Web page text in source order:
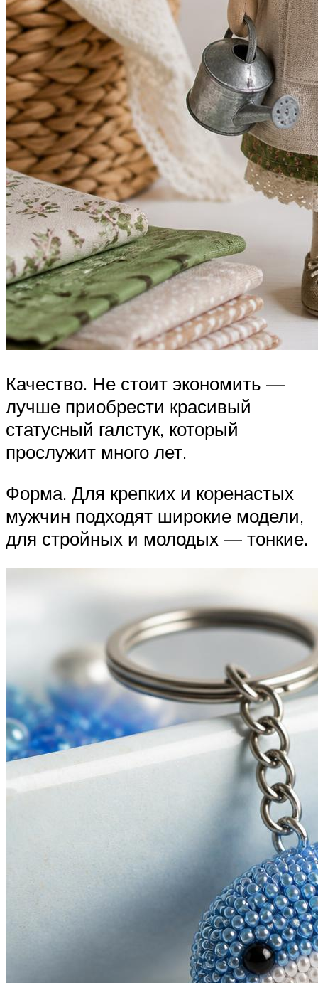
Качество. Не стоит экономить —
лучше приобрести красивый
статусный галстук, который
прослужит много лет.
Форма. Для крепких и коренастых
мужчин подходят широкие модели,
для стройных и молодых — тонкие.